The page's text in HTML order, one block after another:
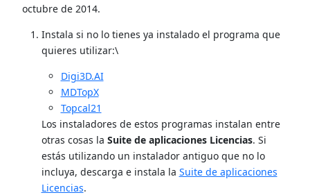
octubre de 2014.
Instala si no lo tienes ya instalado el programa que
quieres utilizar:\
Digi3D.AI
MDTopX
Topcal21
Los instaladores de estos programas instalan entre
otras cosas la Suite de aplicaciones Licencias. Si
estás utilizando un instalador antiguo que no lo
incluya, descarga e instala la Suite de aplicaciones
Licencias.